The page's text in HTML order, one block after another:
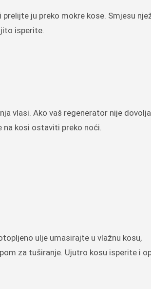
ju preko mokre kose. Smjesu
isperite.
vlasi. Ako vaš regenerator nije
na kosi ostaviti preko noći.
ulje umasirajte u vlažnu kosu,
za tuširanje. Ujutro kosu isperite i